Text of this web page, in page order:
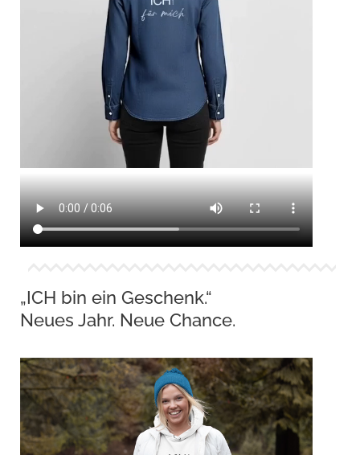
„ICH bin ein Geschenk.“
Neues Jahr. Neue Chance.